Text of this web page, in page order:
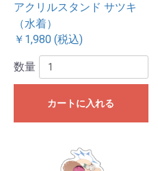
アクリルスタンド サツキ
（水着）
￥1,980 (税込)
数量
カートに入れる